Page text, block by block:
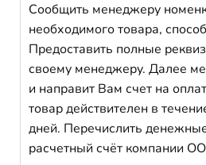
Сообщить менеджеру
необходимого товара,
Предоставить полные
своему менеджеру. Далее
и направит Вам счет на
товар действителен в
дней. Перечислить
расчетный счёт компании